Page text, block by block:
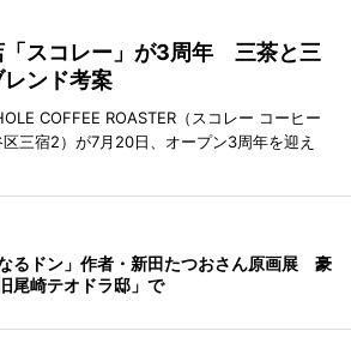
「スコレー」が3周年 三茶と三
ンド考案
COFFEE ROASTER（スコレー コーヒー
三宿2）が7月20日、オープン3周年を迎え
なるドン」作者・新田たつおさん原画展 豪
尾崎テオドラ邸」で